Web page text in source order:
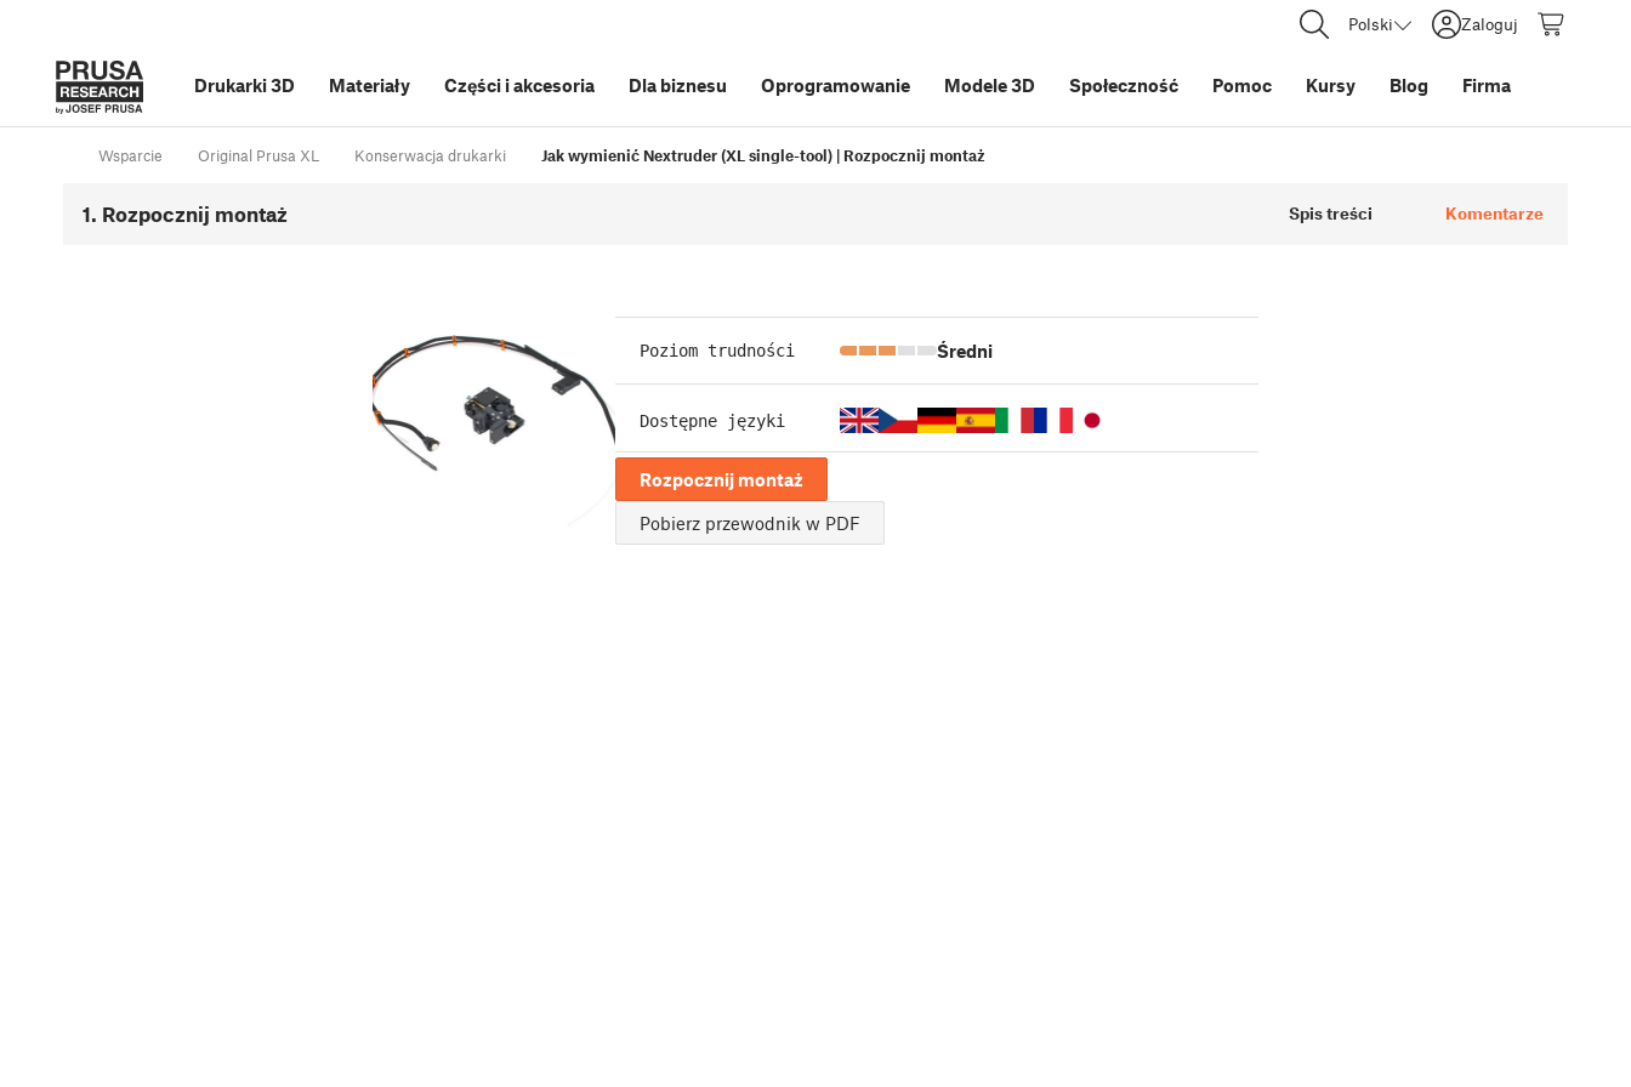
Polski Zaloguj
Drukarki 3D Materiały Części i akcesoria Dla biznesu Oprogramowanie Modele 3D Społeczność Pomoc Kursy Blog Firma
Wsparcie Original Prusa XL Konserwacja drukarki Jak wymienić Nextruder (XL single-tool) | Rozpocznij montaż
1. Rozpocznij montaż Spis treści Komentarze
Poziom trudności Średni
Dostępne języki
Rozpocznij montaż
Pobierz przewodnik w PDF